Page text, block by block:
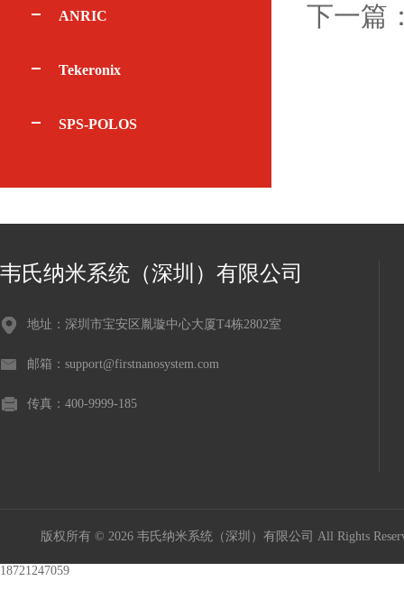
ANRIC
Tekeronix
SPS-POLOS
下一篇
韦氏纳米系统（深圳）有限公司
地址：深圳市宝安区胤璇中心大厦T4栋2802室
邮箱：support@firstnanosystem.com
传真：400-9999-185
版权所有 © 2026 韦氏纳米系统（深圳）有限公司 All Rights
18721247059